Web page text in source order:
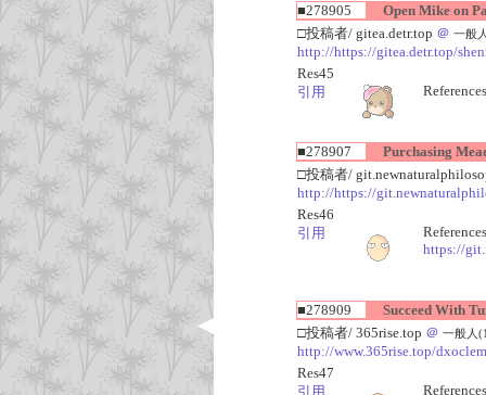
■278905
Open Mike on
□投稿者/ gitea.detr.top ＠ 一般
http://https://gitea.detr.top/
Res45
引用
■278907
Purchasing
□投稿者/
http://https://
Res46
引用
https://
■278909
Succeed With
□投稿者/ 365rise.top ＠ 一般人
http://www.365rise.top/
Res47
引用